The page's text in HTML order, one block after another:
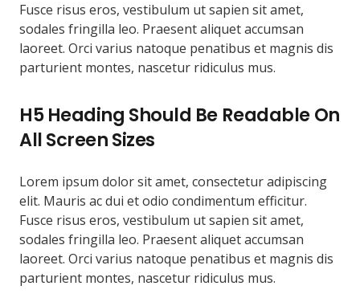
Fusce risus eros, vestibulum ut sapien sit amet,
sodales fringilla leo. Praesent aliquet accumsan
laoreet. Orci varius natoque penatibus et magnis dis
parturient montes, nascetur ridiculus mus.
H5 Heading Should Be Readable On
All Screen Sizes
Lorem ipsum dolor sit amet, consectetur adipiscing
elit. Mauris ac dui et odio condimentum efficitur.
Fusce risus eros, vestibulum ut sapien sit amet,
sodales fringilla leo. Praesent aliquet accumsan
laoreet. Orci varius natoque penatibus et magnis dis
parturient montes, nascetur ridiculus mus.